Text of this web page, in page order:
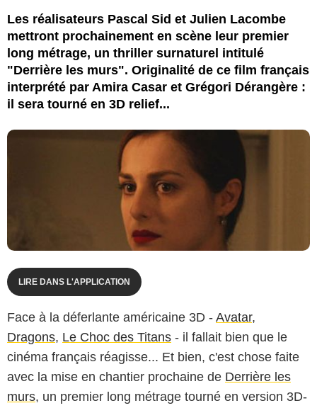
Les réalisateurs Pascal Sid et Julien Lacombe
mettront prochainement en scène leur premier
long métrage, un thriller surnaturel intitulé
"Derrière les murs". Originalité de ce film français
interprété par Amira Casar et Grégori Dérangère :
il sera tourné en 3D relief...
LIRE DANS L'APPLICATION
Face à la déferlante américaine 3D - Avatar,
Dragons, Le Choc des Titans - il fallait bien que le
cinéma français réagisse... Et bien, c'est chose faite
avec la mise en chantier prochaine de Derrière les
murs, un premier long métrage tourné en version 3D-